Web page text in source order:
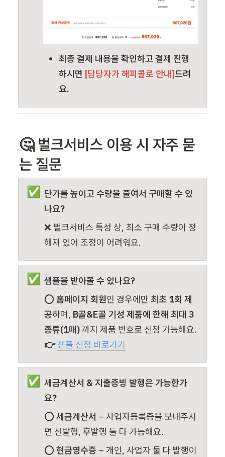
최종 결제 내용을 확인하고 결제 진행
하시면 [담당자가 해피콜로 안내]드려
요.
🤔 벌크서비스 이용 시 자주 묻
는 질문
✅ 단가를 높이고 수량을 줄여서 구매할 수 있
나요?
❌ 벌크서비스 특성 상, 최소 구매 수량이 정
해져 있어 조정이 어려워요.
✅ 샘플을 받아볼 수 있나요?
⭕ 홈페이지 회원인 경우에만 최초 1회 제
공하며, B골&E골 기성 제품에 한해 최대 3
종류(1매) 까지 제품 번호로 신청 가능해요.
👉 샘플 신청 바로가기
✅ 세금계산서 & 지출증빙 발행은 가능한가
요?
⭕ 세금계산서 – 사업자등록증을 보내주시
면 선발행, 후발행 둘 다 가능해요.
⭕ 현금영수증 – 개인, 사업자 둘 다 발행이